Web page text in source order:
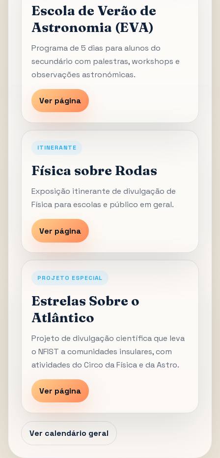
Escola de Verão de
Astronomia (EVA)
Programa de 5 dias para alunos do
secundário com palestras, workshops e
observações astronómicas.
Ver página
ITINERANTE
Física sobre Rodas
Exposição itinerante de divulgação de
Física para escolas e público em geral.
Ver página
PROJETO ESPECIAL
Estrelas Sobre o
Atlântico
Projeto de divulgação científica que leva
o NFIST a comunidades insulares, com
atividades do Circo da Física e da Astro.
Ver página
Ver calendário geral